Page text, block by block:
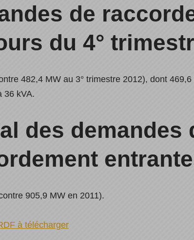
de
du 4°
482,4 MW au 3° trimestre 2012), dont
36 kVA.
des demandes
905,9 MW en 2011).
à télécharger